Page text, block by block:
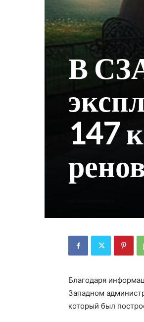
В
147
Благодаря
Западном
который был